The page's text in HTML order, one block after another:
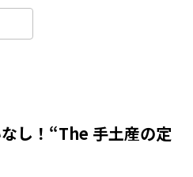
し！“The 手土産の定